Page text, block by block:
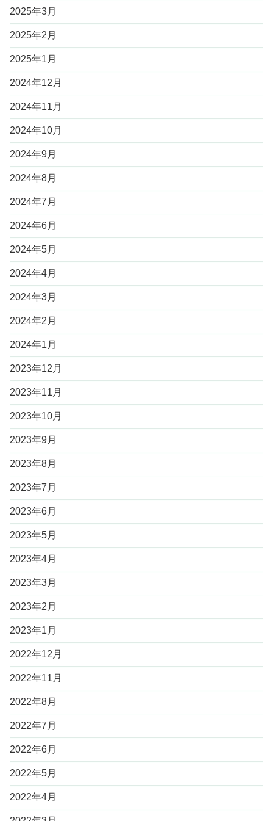
2025年3月
2025年2月
2025年1月
2024年12月
2024年11月
2024年10月
2024年9月
2024年8月
2024年7月
2024年6月
2024年5月
2024年4月
2024年3月
2024年2月
2024年1月
2023年12月
2023年11月
2023年10月
2023年9月
2023年8月
2023年7月
2023年6月
2023年5月
2023年4月
2023年3月
2023年2月
2023年1月
2022年12月
2022年11月
2022年8月
2022年7月
2022年6月
2022年5月
2022年4月